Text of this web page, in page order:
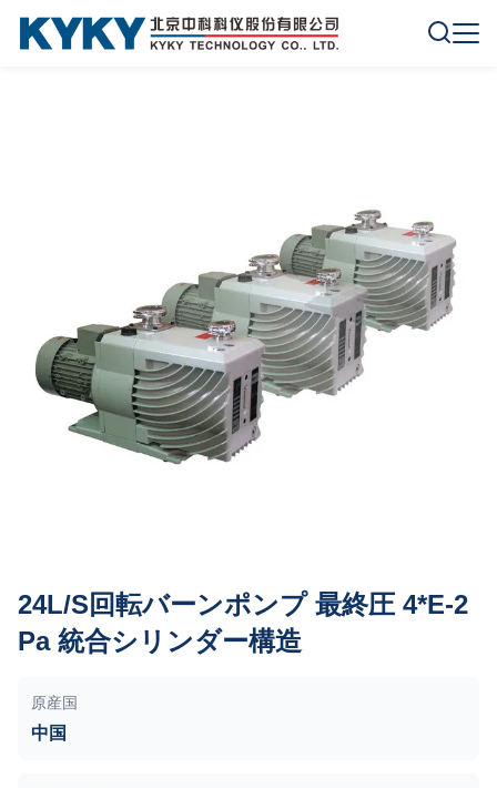
24L/S回転バーンポンプ 最終圧 4*E-2
Pa 統合シリンダー構造
原産国
中国